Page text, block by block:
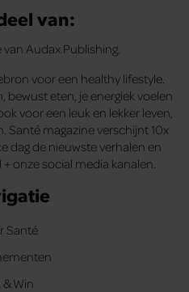
van:
Audax Publishing.
voor een healthy lifestyle.
bewust eten, je energiek voelen
voor een leuk en lekker leven,
Santé magazine verschijnt 10x
dag de nieuwste verhalen en
onze social media kanalen.
Santé
& Win